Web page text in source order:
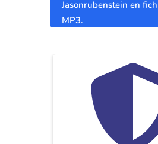
Jasonrubenstein en
MP3.